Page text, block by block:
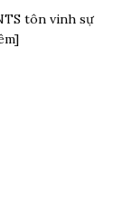
tôn vinh sự